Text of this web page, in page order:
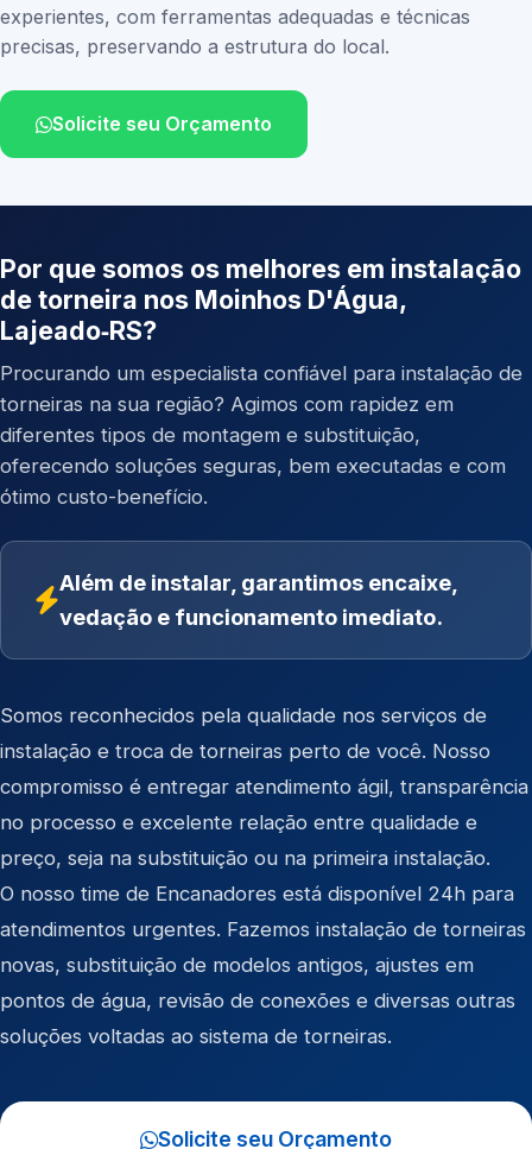
experientes, com ferramentas adequadas e técnicas
precisas, preservando a estrutura do local.
Solicite seu Orçamento
Por que somos os melhores em instalação
de torneira nos Moinhos D'Água,
Lajeado‑RS?
Procurando um especialista confiável para instalação de
torneiras na sua região? Agimos com rapidez em
diferentes tipos de montagem e substituição,
oferecendo soluções seguras, bem executadas e com
ótimo custo-benefício.
Além de instalar, garantimos encaixe,
vedação e funcionamento imediato.
Somos reconhecidos pela qualidade nos serviços de
instalação e troca de torneiras perto de você. Nosso
compromisso é entregar atendimento ágil, transparência
no processo e excelente relação entre qualidade e
preço, seja na substituição ou na primeira instalação.
O nosso time de Encanadores está disponível 24h para
atendimentos urgentes. Fazemos instalação de torneiras
novas, substituição de modelos antigos, ajustes em
pontos de água, revisão de conexões e diversas outras
soluções voltadas ao sistema de torneiras.
Solicite seu Orçamento